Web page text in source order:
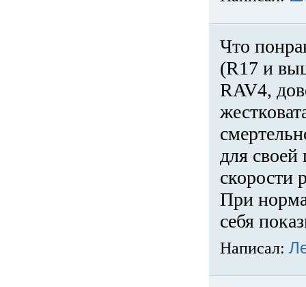
Что
(R17 и
RAV4,
для
скорости
При
себя
Написал: